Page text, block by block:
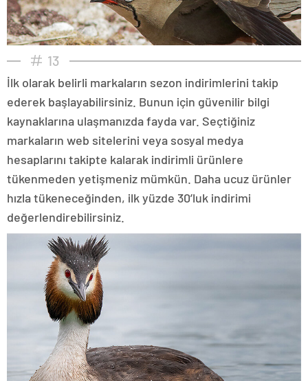
13
İlk olarak belirli markaların sezon indirimlerini takip
ederek başlayabilirsiniz. Bunun için güvenilir bilgi
kaynaklarına ulaşmanızda fayda var. Seçtiğiniz
markaların web sitelerini veya sosyal medya
hesaplarını takipte kalarak indirimli ürünlere
tükenmeden yetişmeniz mümkün. Daha ucuz ürünler
hızla tükeneceğinden, ilk yüzde 30’luk indirimi
değerlendirebilirsiniz.